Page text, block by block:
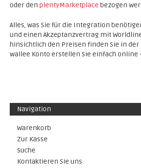
oder den plentyMarketplace bezogen
Alles, was Sie für die Integration
und einen Akzeptanzvertrag mit
hinsichtlich den Preisen finden Sie in der
wallee Konto erstellen Sie einfach online -
Navigation
Warenkorb
Zur Kasse
Suche
Kontaktieren Sie uns